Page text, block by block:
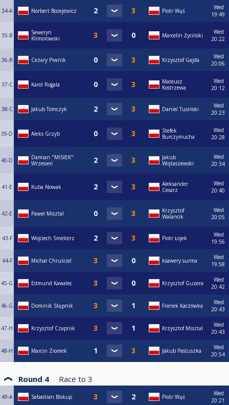
34-A Norbert Bożejewicz Piotr Wąś
Wed
19:49
35-B
Seweryn
Klimorowski
Marcelin Życiński
Wed
20:22
36-B Cezary Piwnik Krzysztof Gajda
Wed
20:06
37-C Karol Rogala
Mateusz
Kostrzewa
Wed
20:12
38-C Jakub Tomczyk Daniel Tusiński
Wed
20:23
39-D Aleks Grzyb
Stefek
Burczymucha
Wed
20:28
40-D
Damian "MISIEK"
Wrzesień
Jakub
Wojtaszewski
Wed
20:34
41-E Kuba Nowak
Aleksander
Cesarz
Wed
20:40
42-E Paweł Misztal
Krzysztof
Walancik
Wed
20:05
43-F Wojciech Smelcerz Piotr Łojek
Wed
19:56
44-F Michał Chruściel ksawery surma
Wed
19:58
45-G Edmund Kawalec Krzysztof Guzera
Wed
20:42
46-G Dominik Stępnik Franek Kaczówka
Wed
20:43
47-H Krzysztof Czapnik Krzysztof Misztal
Wed
20:43
48-H Marcin Ziomek Jakub Pastuszka
Wed
20:54
Round 4 Race to 3
49-A Sebastian Biskup Piotr Wąś
Wed
20:21